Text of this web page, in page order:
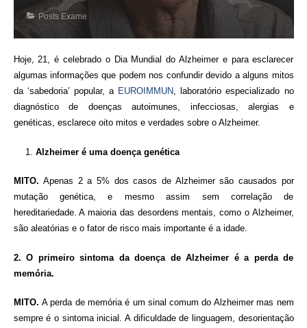
Posts Exame
Hoje, 21, é celebrado o Dia Mundial do Alzheimer e para esclarecer
algumas informações que podem nos confundir devido a alguns mitos
da ‘sabedoria’ popular, a EUROIMMUN, laboratório especializado no
diagnóstico de doenças autoimunes, infecciosas, alergias e
genéticas, esclarece oito mitos e verdades sobre o Alzheimer.
Alzheimer é uma doença genética
MITO. Apenas 2 a 5% dos casos de Alzheimer são causados por
mutação genética, e mesmo assim sem correlação de
hereditariedade. A maioria das desordens mentais, como o Alzheimer,
são aleatórias e o fator de risco mais importante é a idade.
2. O primeiro sintoma da doença de Alzheimer é a perda de
memória.
MITO. A perda de memória é um sinal comum do Alzheimer mas nem
sempre é o sintoma inicial. A dificuldade de linguagem, desorientação